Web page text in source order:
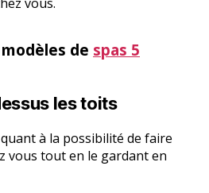
de spas 5
les toits
à la possibilité de faire
vous tout en le gardant en